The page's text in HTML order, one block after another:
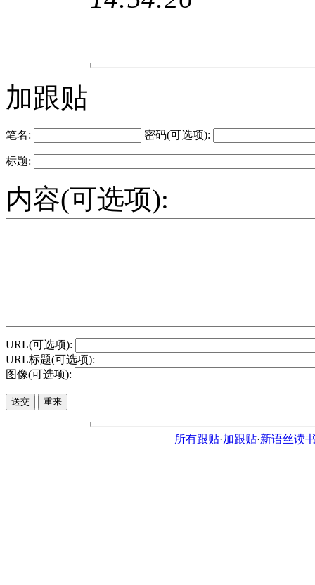
加跟贴
笔名: 密码(可选项):
标题:
内容(可选项):
URL(可选项):
URL标题(可选项):
图像(可选项):
所有跟贴·加跟贴·新语丝读